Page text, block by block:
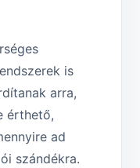
is
arra,
érthető,
ad
szándékra.